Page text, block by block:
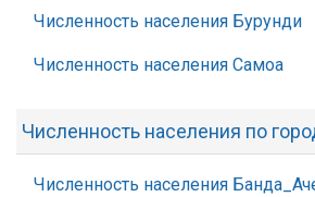
Численность населения Бурунди
Численность населения Самоа
Численность населения по
Численность населения